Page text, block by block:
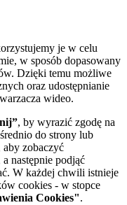
je w celu
w sposób dopasowany
Dzięki temu możliwe
oraz udostępnianie
wideo.
, by wyrazić zgodę na
do strony lub
aby zobaczyć
następnie podjąć
W każdej chwili istnieje
cookies - w stopce
Cookies".